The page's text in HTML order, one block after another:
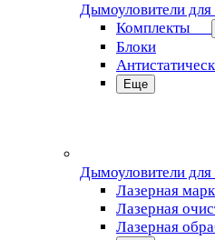
Дымоуловители для
Комплекты
Блоки
Еще
Дымоуловители для
Лазерная
Лазерная
Лазерная